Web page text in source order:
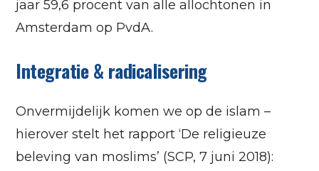
jaar 59,6 procent van alle allochtonen in
Amsterdam op PvdA.
Integratie & radicalisering
Onvermijdelijk komen we op de islam –
hierover stelt het rapport ‘De religieuze
beleving van moslims’ (SCP, 7 juni 2018):